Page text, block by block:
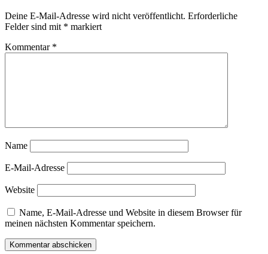
Deine E-Mail-Adresse wird nicht veröffentlicht. Erforderliche
Felder sind mit * markiert
Kommentar *
Name
E-Mail-Adresse
Website
Name, E-Mail-Adresse und Website in diesem Browser für
meinen nächsten Kommentar speichern.